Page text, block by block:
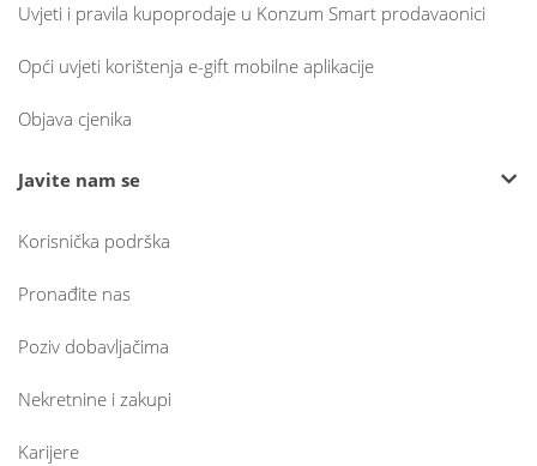
Uvjeti i pravila kupoprodaje u Konzum Smart prodavaonici
Opći uvjeti korištenja e-gift mobilne aplikacije
Objava cjenika
Javite nam se
Korisnička podrška
Pronađite nas
Poziv dobavljačima
Nekretnine i zakupi
Karijere